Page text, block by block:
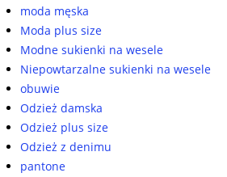
moda męska
Moda plus size
Modne sukienki na wesele
Niepowtarzalne sukienki na wesele
obuwie
Odzież damska
Odzież plus size
Odzież z denimu
pantone